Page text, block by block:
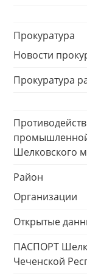
Прокуратура
Новости
Прокуратура
Шелковского
Район
Организации
Открытые
ПАСПОРТ
Чеченской